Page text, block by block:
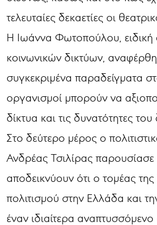
τελευταίες δεκαετίες οι
Η Ιωάννα Φωτοπούλου, ειδική
κοινωνικών δικτύων,
συγκεκριμένα παραδείγματα
οργανισμοί μπορούν να
δίκτυα και τις δυνατότητες του
Στο δεύτερο μέρος ο
Ανδρέας Τσιλίρας παρουσίασε
αποδεικνύουν ότι ο τομέας
πολιτισμού στην Ελλάδα και
έναν ιδιαίτερα